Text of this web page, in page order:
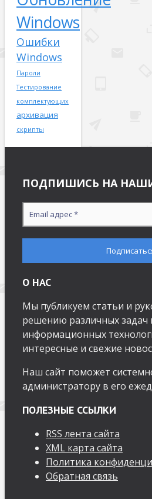
Windows
Ошибки
Windows
Пароли
Тестирование
комплектующих
архивация
скрипты
ПОДПИШИСЬ НА
О НАС
Мы публикуем статьи и
решению различных задач
информационных
интересные и свежие
Наш сайт поможет
администратору в его
ПОЛЕЗНЫЕ ССЫЛКИ
RSS лента сайта
XML карта сайта
Политика
Обратная связь